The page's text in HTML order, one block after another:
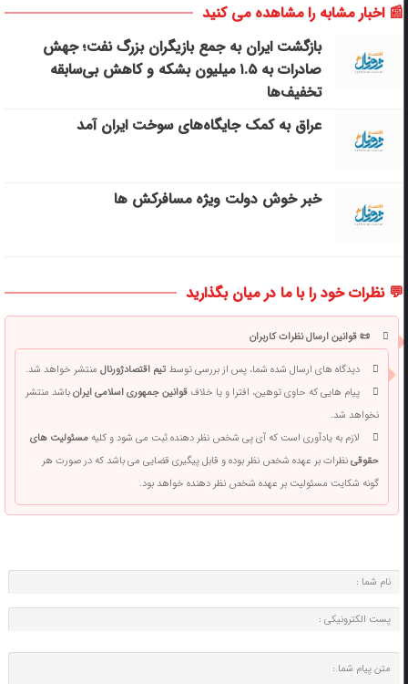
📰 اخبار مشابه را مشاهده می کنید
بازگشت ایران به جمع بازیگران بزرگ نفت؛ جهش
صادرات به ۱.۵ میلیون بشکه و کاهش بی‌سابقه
تخفیف‌ها
عراق به کمک جایگاه‌های سوخت ایران آمد
خبر خوش دولت ویژه مسافرکش‌ ها
💬 نظرات خود را با ما در میان بگذارید
📜 قوانین ارسال نظرات کاربران
دیدگاه های ارسال شده شما، پس از بررسی توسطتیم اقتصادژورنالمنتشر خواهد شد.
پیام هایی که حاوی توهین، افترا و یا خلافقوانین جمهوری اسلامی ایرانباشد منتشر
نخواهد شد.
لازم به یادآوری است که آی پی شخص نظر دهنده ثبت می شود و کلیهمسئولیت های
حقوقینظرات بر عهده شخص نظر بوده و قابل پیگیری قضایی می باشد که در صورت هر
گونه شکایت مسئولیت بر عهده شخص نظر دهنده خواهد بود.